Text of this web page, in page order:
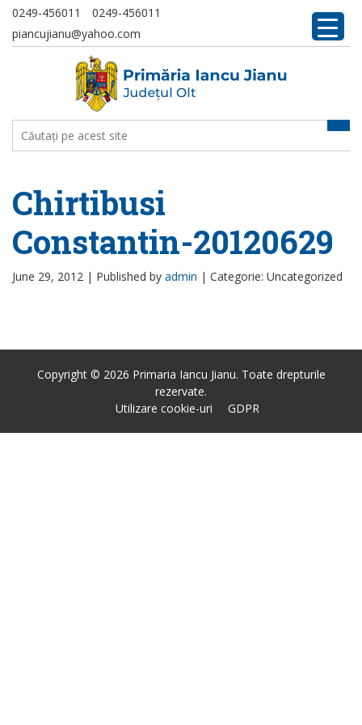
0249-456011
0249-456011
piancujianu@yahoo.com
Chirtibusi
Constantin-20120629
June 29, 2012 | Published by admin | Categorie: Uncategorized
Copyright © 2026 Primaria Iancu Jianu. Toate drepturile
rezervate.
Utilizare cookie-uri
GDPR